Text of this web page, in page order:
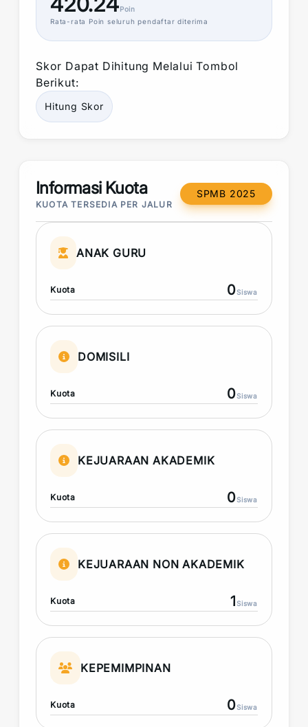
Poin
Rata-rata Poin seluruh pendaftar diterima
Skor Dapat Dihitung Melalui Tombol
Berikut:
Hitung Skor
Informasi Kuota
KUOTA TERSEDIA PER JALUR
SPMB 2025
ANAK GURU
Kuota 0Siswa
DOMISILI
Kuota 0Siswa
KEJUARAAN AKADEMIK
Kuota 0Siswa
KEJUARAAN NON AKADEMIK
Kuota 1Siswa
KEPEMIMPINAN
Kuota 0Siswa